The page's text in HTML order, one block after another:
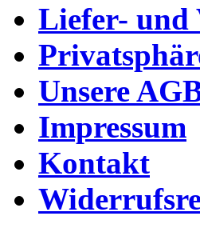
Liefer- und
Unsere
Impressum
Kontakt